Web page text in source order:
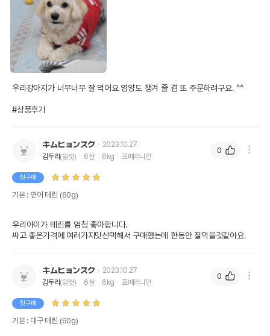
우리강아지가 너무너무 잘 먹어요 영양도 챙겨 줄 겸 또 주문하려구요. ^^
#상품후기
キムヒョンスク
2023.10.27
김두리(암컷) 6살 6kg 포메라니안
첫구매
기본 : 연어 테린 (60g)
우리아이가 테린를 엄청 좋아합니다.
싸고 좋은가격에 여러가지맛선택해서 구매했는데 한동안 잘먹을것같아요.
0
キムヒョンスク
2023.10.27
김두리(암컷) 6살 6kg 포메라니안
첫구매
기본 : 대구 테린 (60g)
0